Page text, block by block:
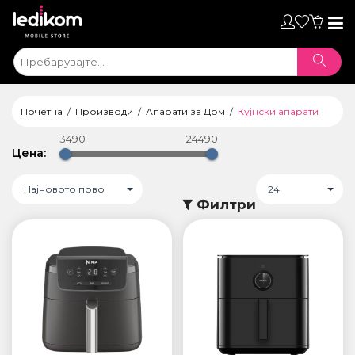
Почетна Производи Апарати за Дом Кујнски апарати
Цена:
3490 24490
Најновото прво 24
Филтри
ТАБЛЕТИ
• iPad